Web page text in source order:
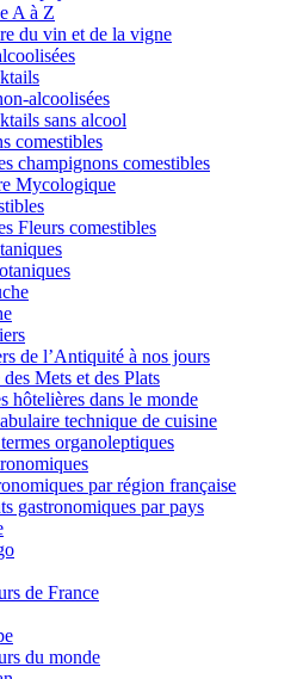
A à Z
du vin et de la vigne
alcoolisées
sans alcool
comestibles
champignons comestibles
Mycologique
Fleurs comestibles
de l’Antiquité à nos jours
Mets et des Plats
hôtelières dans le monde
technique de cuisine
organoleptiques
par région française
gastronomiques par pays
de France
du monde